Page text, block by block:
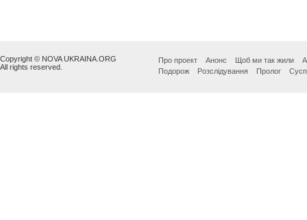
Copyright © NOVA UKRAINA.ORG
All rights reserved.
Про проект Анонс Щоб ми так жили
Подорож
Розслідування Пролог